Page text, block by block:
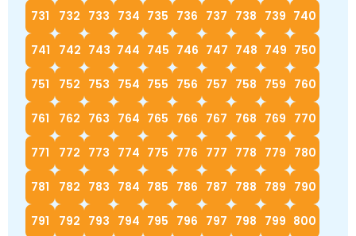
731 732 733 734 735 736 737 738 739 740
741 742 743 744 745 746 747 748 749 750
751 752 753 754 755 756 757 758 759 760
761 762 763 764 765 766 767 768 769 770
771 772 773 774 775 776 777 778 779 780
781 782 783 784 785 786 787 788 789 790
791 792 793 794 795 796 797 798 799 800